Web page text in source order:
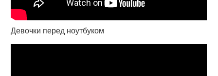
Девочки перед ноутбуком